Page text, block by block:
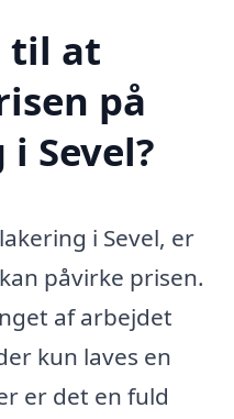
til at
på
Sevel?
i Sevel, er
påvirke prisen.
af arbejdet
kun laves en
er det en fuld